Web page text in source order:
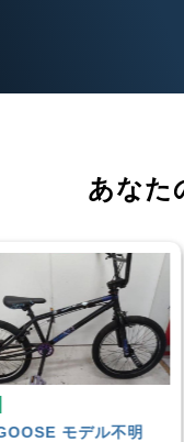
あなた
NEO